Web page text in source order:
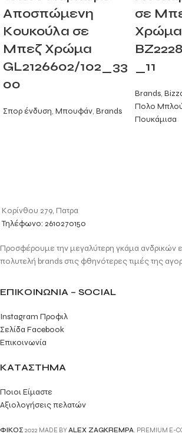
Αποσπώμενη
Κουκούλα σε
Μπεζ Χρώμα
GL2126602/102_33
00
Σπορ ένδυση, Μπουφάν, Brands
σε
Χρώμα
_11
Brands,
Πολο
Πουκάμισα
Κορίνθου 279, Πατρα
Τηλέφωνο: 2610270150
Προσφέρουμε την μεγαλύτερη γκάμα ανδρικών
πολυτελή brands στις φθηνότερες τιμές της
ΕΠΙΚΟΙΝΩΝΙΑ – SOCIAL
Instagram Προφιλ
Σελίδα Facebook
Επικοινωνία
ΚΑΤΑΣΤΗΜΑ
Ποιοι Είμαστε
Αξιολογήσεις πελατών
ΦΙΚΟΣ 2022 MADE BY ALEX ZAGKREMPA . PREMIUM E-